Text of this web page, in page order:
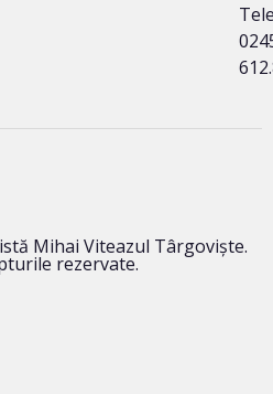
Mihai Viteazul Târgoviște.
rezervate.